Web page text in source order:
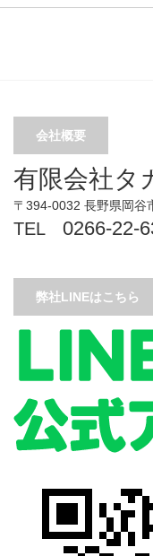
会社概要
有限会社タ
〒394-0032 長野県岡谷
TEL 0266-22-
弊社LINEはこちら